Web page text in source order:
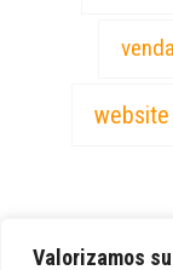
Valorizamos
website